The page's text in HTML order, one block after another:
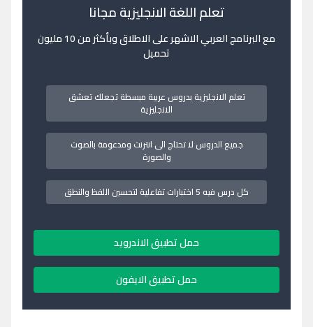
تعلم اللغة الانجليزية مجانا
مع البرنامج العربي الاشهر على الاطلاق وبأكثر من 10 مليون
تحميل
تعلم الانجليزية بدروس عربية مبسطة تجعلك تعشق
الانجليزية
جميع الدروس لا تحتاج الى انترنت ومدعومة بالصوت
والصورة
كل درس فيه 5 اختبارات تفاعلية لتحسين اللفظ والنطق
حمل تطبيق الاندرويد
حمل تطبيق الايفون